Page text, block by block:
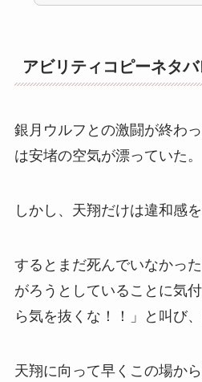
アビリティコピーネタ
銀月ウルフとの激闘が終わ
は安堵の空気が漂っていた。
しかし、天翔だけは違和感を
するとまだ死んでいなかっ
がろうとしていることに気
ら気を抜くな！！」と叫び
天翔に向って早くこの場か